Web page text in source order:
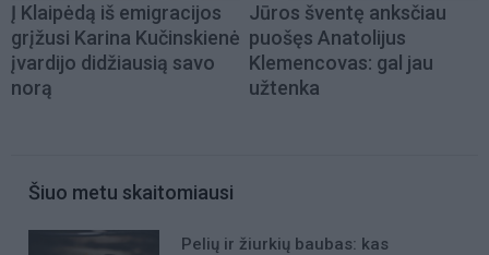
Į Klaipėdą iš emigracijos
grįžusi Karina Kučinskienė
įvardijo didžiausią savo
norą
Jūros šventę anksčiau
puošęs Anatolijus
Klemencovas: gal jau
užtenka
Šiuo metu skaitomiausi
Pelių ir žiurkių baubas: kas